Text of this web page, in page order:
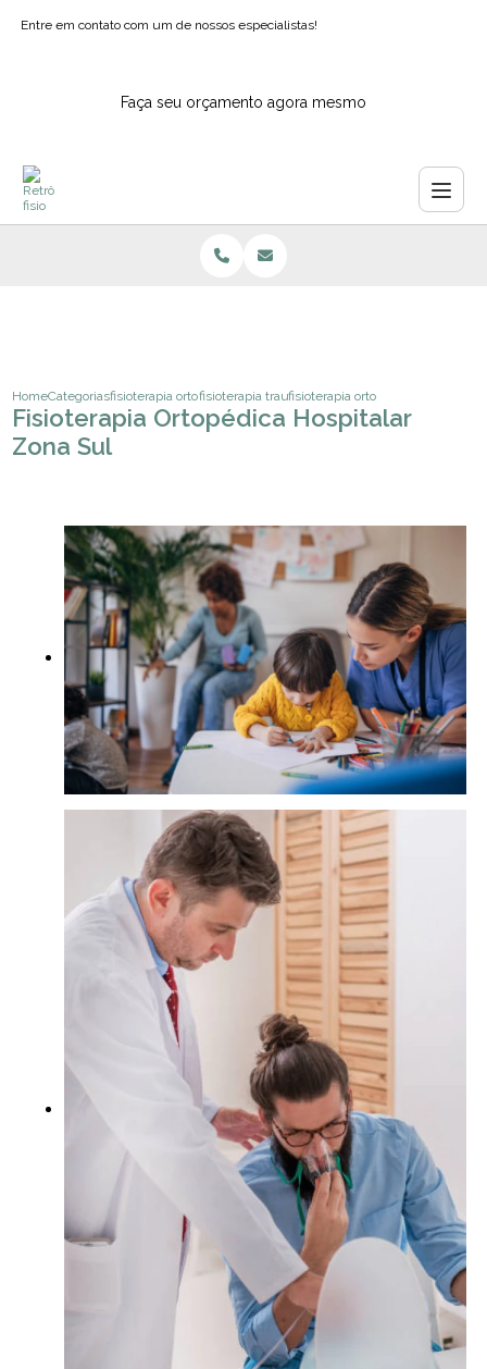
Entre em contato com um de nossos especialistas!
Faça seu orçamento agora mesmo
HomeCategoriasfisioterapia ortopedicafisioterapia traumato ortopedicafisioterapia ortopedica hospitalar
Fisioterapia Ortopédica Hospitalar
Zona Sul